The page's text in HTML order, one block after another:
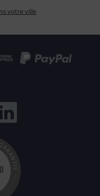
votre ville